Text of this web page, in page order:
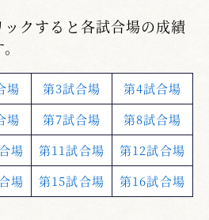
クすると各試合場の成績
場 第3試合場
第4試合場
場 第7試合場
第8試合場
場 第11試合場
第12試合場
場 第15試合場 第16試合場